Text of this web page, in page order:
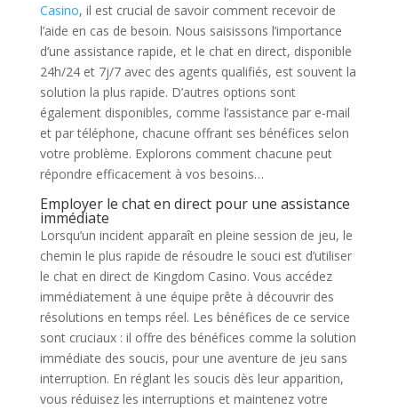
Casino, il est crucial de savoir comment recevoir de
l’aide en cas de besoin. Nous saisissons l’importance
d’une assistance rapide, et le chat en direct, disponible
24h/24 et 7j/7 avec des agents qualifiés, est souvent la
solution la plus rapide. D’autres options sont
également disponibles, comme l’assistance par e-mail
et par téléphone, chacune offrant ses bénéfices selon
votre problème. Explorons comment chacune peut
répondre efficacement à vos besoins…
Employer le chat en direct pour une assistance
immédiate
Lorsqu’un incident apparaît en pleine session de jeu, le
chemin le plus rapide de résoudre le souci est d’utiliser
le chat en direct de Kingdom Casino. Vous accédez
immédiatement à une équipe prête à découvrir des
résolutions en temps réel. Les bénéfices de ce service
sont cruciaux : il offre des bénéfices comme la solution
immédiate des soucis, pour une aventure de jeu sans
interruption. En réglant les soucis dès leur apparition,
vous réduisez les interruptions et maintenez votre